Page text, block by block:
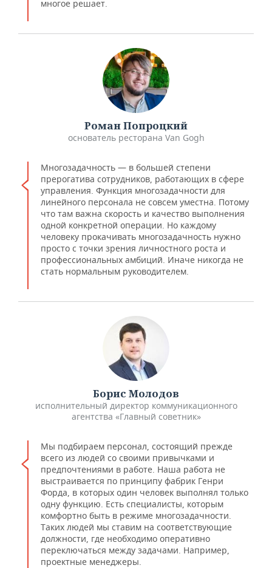
многое решает.
Роман Попроцкий
основатель ресторана Van Gogh
Многозадачность — в большей степени
прерогатива сотрудников, работающих в сфере
управления. Функция многозадачности для
линейного персонала не совсем уместна. Потому
что там важна скорость и качество выполнения
одной конкретной операции. Но каждому
человеку прокачивать многозадачность нужно
просто с точки зрения личностного роста и
профессиональных амбиций. Иначе никогда не
стать нормальным руководителем.
Борис Молодов
исполнительный директор коммуникационного
агентства «Главный советник»
Мы подбираем персонал, состоящий прежде
всего из людей со своими привычками и
предпочтениями в работе. Наша работа не
выстраивается по принципу фабрик Генри
Форда, в которых один человек выполнял только
одну функцию. Есть специалисты, которым
комфортно быть в режиме многозадачности.
Таких людей мы ставим на соответствующие
должности, где необходимо оперативно
переключаться между задачами. Например,
проектные менеджеры.